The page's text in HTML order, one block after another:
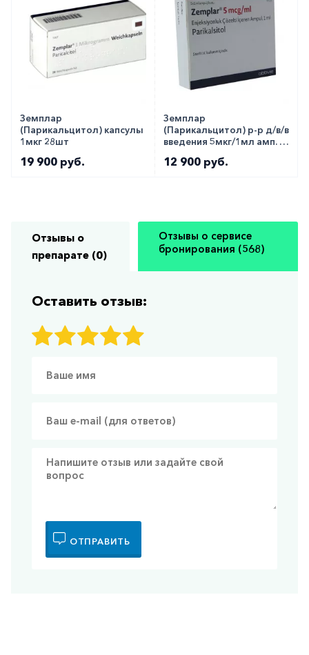
Земплар
(Парикальцитол) капсулы
1мкг 28шт
19 900 руб.
Земплар
(Парикальцитол) р-р д/в/в
введения 5мкг/1мл амп. 5
12 900 руб.
Отзывы о
препарате (0)
Отзывы о сервисе
бронирования (568)
Оставить отзыв:
ОТПРАВИТЬ